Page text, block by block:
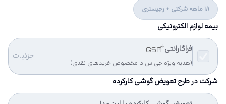
18 ماهه شرکتی + رجیستری
بیمه لوازم الکترونیکی
فراگارانتی
(هدیه ویژه جی‌اس‌ام مخصوص خریدهای نقدی)
جزئیات
شرکت در طرح تعویض گوشی کارکرده